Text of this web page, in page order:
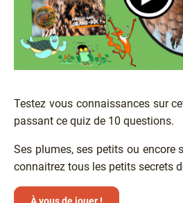
Testez vous connaissances sur
passant ce quiz de 10 questions.
Ses plumes, ses petits ou encore
connaitrez tous les petits secrets
À vous de jouer !